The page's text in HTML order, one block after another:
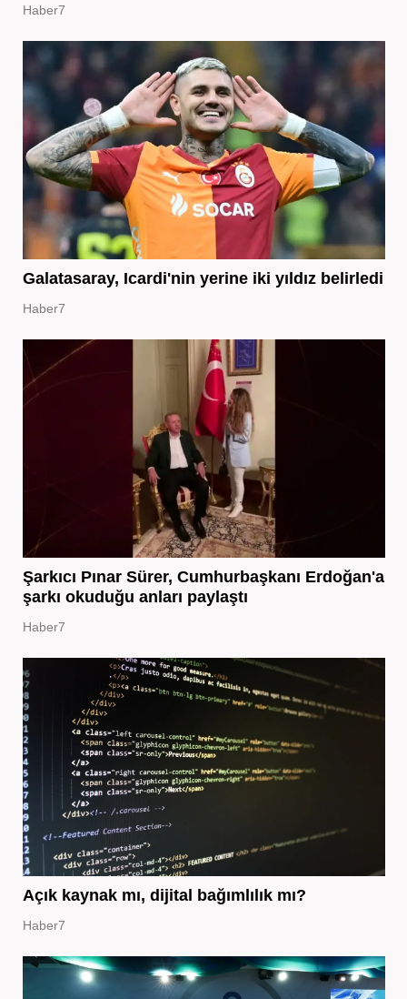
Haber7
Galatasaray, Icardi'nin yerine iki yıldız belirledi
Haber7
Şarkıcı Pınar Sürer, Cumhurbaşkanı Erdoğan'a
şarkı okuduğu anları paylaştı
Haber7
Açık kaynak mı, dijital bağımlılık mı?
Haber7